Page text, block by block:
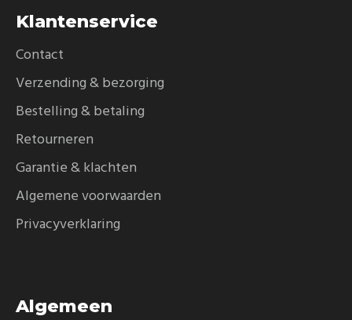
Klantenservice
Contact
Verzending & bezorging
Bestelling & betaling
Retourneren
Garantie & klachten
Algemene voorwaarden
Privacyverklaring
Algemeen